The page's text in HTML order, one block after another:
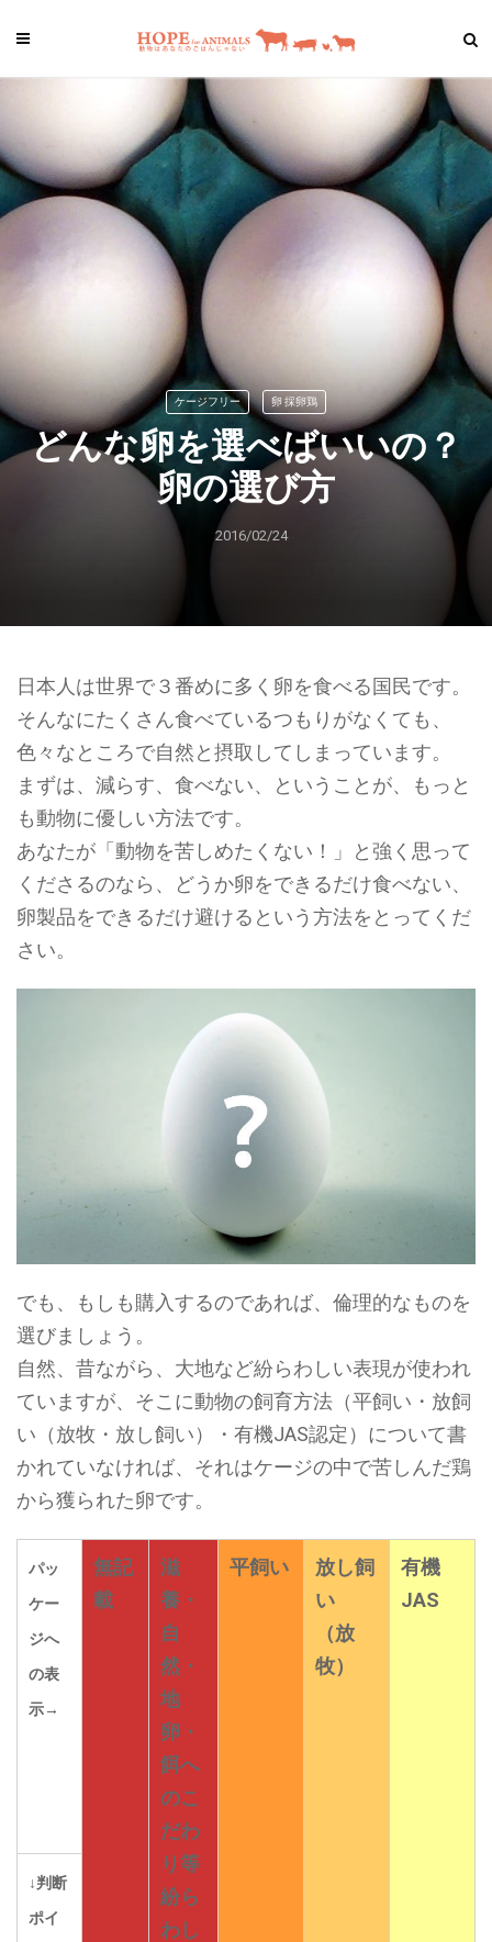
ケージフリー 卵 採卵鶏
どんな卵を選べばいいの？
卵の選び方
2016/02/24
日本人は世界で３番めに多く卵を食べる国民です。
そんなにたくさん食べているつもりがなくても、
色々なところで自然と摂取してしまっています。
まずは、減らす、食べない、ということが、もっと
も動物に優しい方法です。
あなたが「動物を苦しめたくない！」と強く思って
くださるのなら、どうか卵をできるだけ食べない、
卵製品をできるだけ避けるという方法をとってくだ
さい。
でも、もしも購入するのであれば、倫理的なものを
選びましょう。
自然、昔ながら、大地など紛らわしい表現が使われ
ていますが、そこに動物の飼育方法（平飼い・放飼
い（放牧・放し飼い）・有機JAS認定）について書
かれていなければ、それはケージの中で苦しんだ鶏
から獲られた卵です。
パッ
ケー
ジへ
の表
示→
無記
載
滋
養・
自
然・
地
卵・
餌へ
のこ
だわ
り等
紛ら
わし
平飼い
放し飼
い
（放
牧）
有機
JAS
↓判断
ポイ